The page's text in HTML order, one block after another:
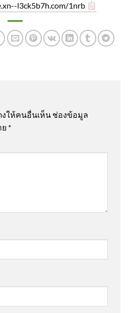
l3ck5b7h.com/1nrb
ให้คนอื่นเห็น ช่องข้อมูล
*